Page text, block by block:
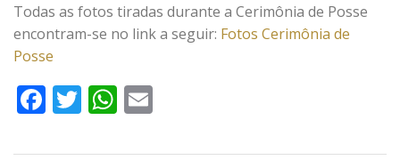
Todas as fotos tiradas durante a Cerimônia de Posse
encontram-se no link a seguir: Fotos Cerimônia de
Posse
Facebook
TwitterWhatsApp